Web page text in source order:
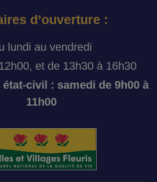
d’ouverture :
lundi au vendredi
et de 13h30 à 16h30
civil : samedi de 9h00 à
11h00